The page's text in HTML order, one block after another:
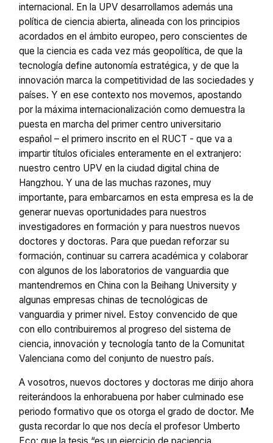
internacional. En la UPV desarrollamos además una
política de ciencia abierta, alineada con los principios
acordados en el ámbito europeo, pero conscientes de
que la ciencia es cada vez más geopolítica, de que la
tecnología define autonomía estratégica, y de que la
innovación marca la competitividad de las sociedades y
países. Y en ese contexto nos movemos, apostando
por la máxima internacionalización como demuestra la
puesta en marcha del primer centro universitario
español – el primero inscrito en el RUCT - que va a
impartir títulos oficiales enteramente en el extranjero:
nuestro centro UPV en la ciudad digital china de
Hangzhou. Y una de las muchas razones, muy
importante, para embarcarnos en esta empresa es la de
generar nuevas oportunidades para nuestros
investigadores en formación y para nuestros nuevos
doctores y doctoras. Para que puedan reforzar su
formación, continuar su carrera académica y colaborar
con algunos de los laboratorios de vanguardia que
mantendremos en China con la Beihang University y
algunas empresas chinas de tecnológicas de
vanguardia y primer nivel. Estoy convencido de que
con ello contribuiremos al progreso del sistema de
ciencia, innovación y tecnología tanto de la Comunitat
Valenciana como del conjunto de nuestro país.
A vosotros, nuevos doctores y doctoras me dirijo ahora
reiterándoos la enhorabuena por haber culminado ese
periodo formativo que os otorga el grado de doctor. Me
gusta recordar lo que nos decía el profesor Umberto